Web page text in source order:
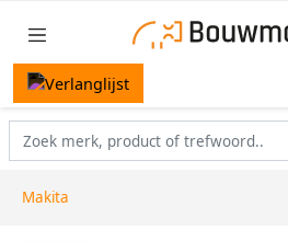
Makita